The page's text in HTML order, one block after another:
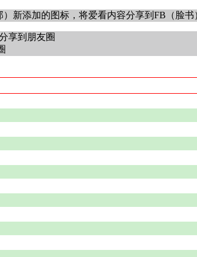
新添加的图标，将爱看内容分享到FB（脸
享到朋友圈